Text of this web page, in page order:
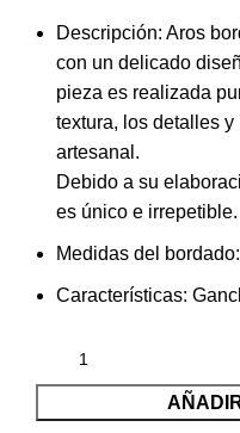
Descripción: Aros
con un delicado
pieza es realizada
textura, los detalles
artesanal.
Debido a su
es único e irrepetible.
Medidas del
Características: